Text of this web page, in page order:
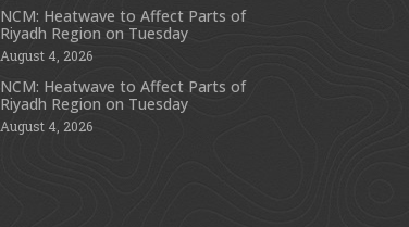
NCM: Heatwave to Affect Parts of
Riyadh Region on Tuesday
August 4, 2026
NCM: Heatwave to Affect Parts of
Riyadh Region on Tuesday
August 4, 2026